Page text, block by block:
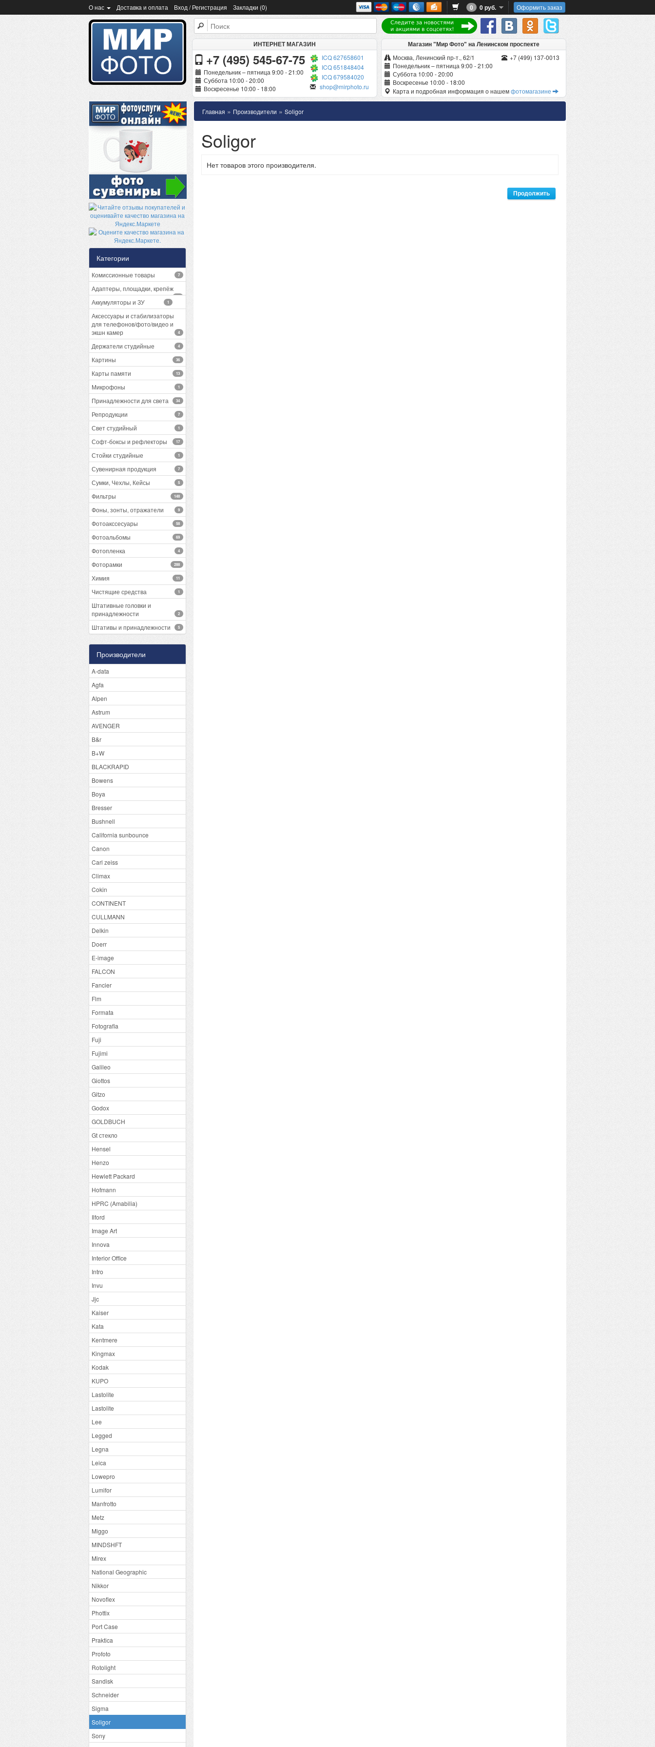
О нас Доставка и оплата Вход / Регистрация Закладки (0) Оформить заказ
0 0 руб.
Магазин "Мир Фото" на Ленинском проспекте
Москва, Ленинский пр-т., 62/1
Понедельник – пятница 9:00 - 21:00
Суббота 10:00 - 20:00
Воскресенье 10:00 - 18:00
+7 (499) 137-0013
Карта и подробная информация о нашемфотомагазине
ИНТЕРНЕТ МАГАЗИН
+7 (495) 545-67-75
Понедельник – пятница 9:00 - 21:00
Суббота 10:00 - 20:00
Воскресенье 10:00 - 18:00
ICQ 627658601
ICQ 651848404
ICQ 679584020
shop@mirphoto.ru
Категории
Комиссионные товары 7
Адаптеры, площадки, крепёж
13
Аккумуляторы и ЗУ 1
Аксессуары и стабилизаторы
для телефонов/фото/видео и
экшн камер
4
Держатели студийные 4
Картины 36
Карты памяти 13
Микрофоны 1
Принадлежности для света 34
Репродукции 7
Свет студийный 1
Софт-боксы и рефлекторы 17
Стойки студийные 1
Сувенирная продукция 7
Сумки, Чехлы, Кейсы 5
Фильтры 148
Фоны, зонты, отражатели 9
Фотоакссесуары 58
Фотоальбомы 69
Фотопленка 4
Фоторамки 288
Химия 11
Чистящие средства 1
Штативные головки и
принадлежности
2
Штативы и принадлежности 5
Производители
A-data
Agfa
Alpen
Astrum
AVENGER
B&r
B+W
BLACKRAPID
Bowens
Boya
Bresser
Bushnell
California sunbounce
Canon
Carl zeiss
Climax
Cokin
CONTINENT
CULLMANN
Delkin
Doerr
E-image
FALCON
Fancier
Flm
Formata
Fotografia
Fuji
Fujimi
Galileo
Giottos
Gitzo
Godox
GOLDBUCH
Gt стекло
Hensel
Henzo
Hewlett Packard
Hofmann
HPRC (Amabilia)
Ilford
Image Art
Innova
Interior Office
Intro
Invu
Jjc
Kaiser
Kata
Kentmere
Kingmax
Kodak
KUPO
Lastolite
Lastolite
Lee
Legged
Legna
Leica
Lowepro
Lumifor
Manfrotto
Metz
Miggo
MINDSHFT
Mirex
National Geographic
Nikkor
Novoflex
Phottix
Port Case
Praktica
Profoto
Rotolight
Sandisk
Schneider
Sigma
Soligor
Sony
Главная » Производители » Soligor
Soligor
Нет товаров этого производителя.
Продолжить